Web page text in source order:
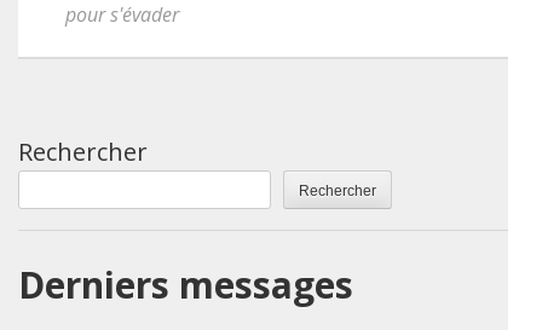
pour s'évader
Rechercher
Rechercher
Derniers messages